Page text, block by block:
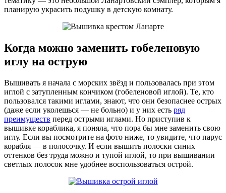
планирую украсить подушку в детскую комнату.
Когда можно заменить гобеленовую
иглу на острую
Вышивать я начала с морских звёзд и пользовалась при этом
иглой с затупленным кончиком (гобеленовой иглой). Те, кто
пользовался такими иглами, знают, что они безопаснее острых
(даже если уколешься — не больно) и у них есть ряд
преимуществ перед острыми иглами. Но приступив к
вышивке кораблика, я поняла, что пора бы мне заменить свою
иглу. Если вы посмотрите на фото ниже, то увидите, что парус
корабля — в полосочку. И если вышить полоски синих
оттенков без труда можно и тупой иглой, то при вышивании
светлых полосок мне удобнее воспользоваться острой.